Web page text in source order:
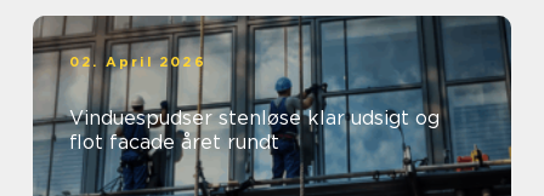
02. April 2026
Vinduespudser stenløse klar udsigt og
flot facade året rundt